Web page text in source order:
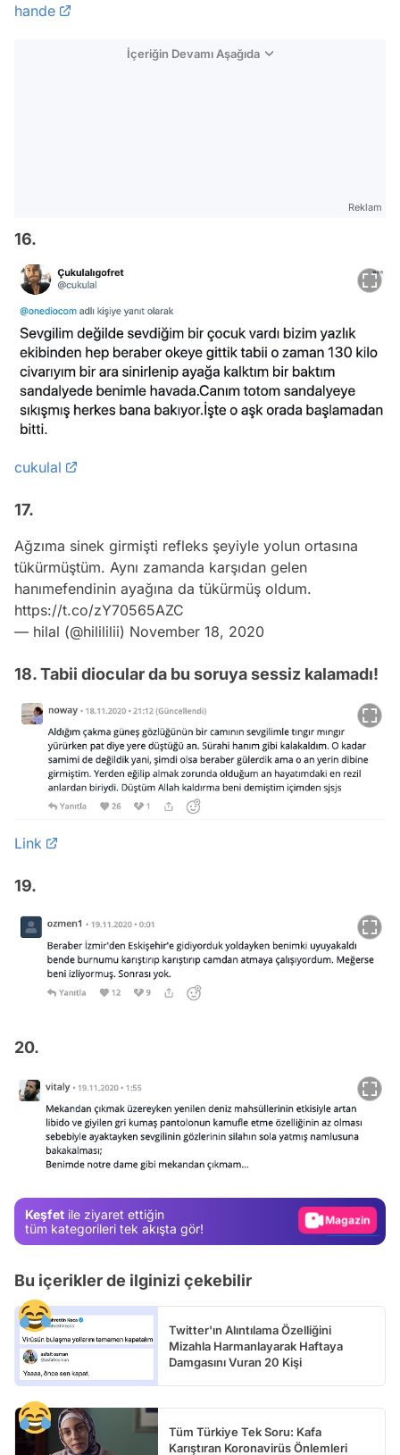
hande
İçeriğin Devamı Aşağıda
Reklam
16.
cukulal
17.
Ağzıma sinek girmişti refleks şeyiyle yolun ortasına
tükürmüştüm. Aynı zamanda karşıdan gelen
hanımefendinin ayağına da tükürmüş oldum.
https://t.co/zY70565AZC
— hilal (@hilililii) November 18, 2020
18. Tabii diocular da bu soruya sessiz kalamadı!
Link
19.
20.
Keşfet ile ziyaret ettiğin
tüm kategorileri tek akışta gör!
Video
Test
Video
Bu içerikler de ilginizi çekebilir
Twitter'ın Alıntılama Özelliğini
Mizahla Harmanlayarak Haftaya
Damgasını Vuran 20 Kişi
Tüm Türkiye Tek Soru: Kafa
Karıştıran Koronavirüs Önlemleri